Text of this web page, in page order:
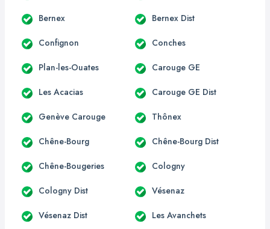
Bernex Bernex Dist
Confignon Conches
Plan-les-Ouates Carouge GE
Les Acacias Carouge GE Dist
Genève Carouge Thônex
Chêne-Bourg Chêne-Bourg Dist
Chêne-Bougeries Cologny
Cologny Dist Vésenaz
Vésenaz Dist Les Avanchets